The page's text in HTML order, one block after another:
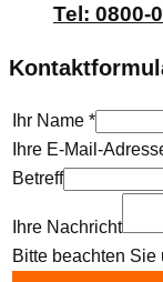
Tel: 0800-
Ihr Name *
Ihre E-Mail-
Betreff
Ihre Nachricht
Bitte beachten Sie